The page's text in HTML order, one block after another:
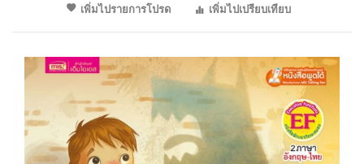
เพิ่มไปรายการโปรด
เพิ่มไปเปรียบเทียบ